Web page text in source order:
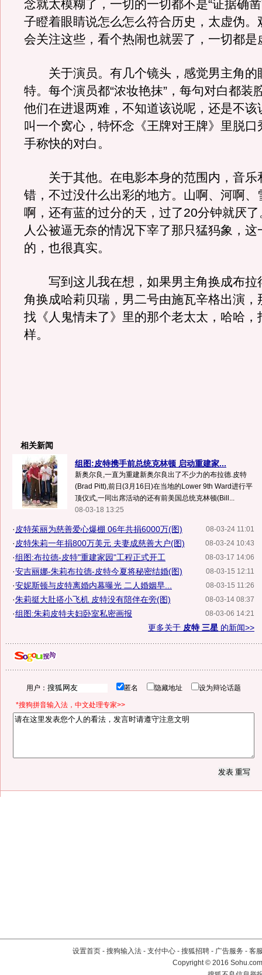
念就太模糊了，一切的一切都不是“证据确
子瞪着眼睛说怎么怎么符合历史，太虚伪。
会关注这些，看个热闹也就罢了，一切都是
关于演员。有几个镜头，感觉男主角的
特。每个演员都“浓妆艳抹”，每句对白都装
他们在进退两难，不知道该说呢，还是不该
叫一个窝心，特怀念《王牌对王牌》里脱口
手称快的对白。
关于其他。在电影本身的范围内，音乐
错，不过没什么出彩的地方。山啊、河啊、
啊，还有蓝的过分的天，过了20分钟就厌
人公被逼无奈的情况下宰了那只猛犸象，这
的，也很真实。
写到这儿我在想，如果男主角换成布拉
角换成哈莉贝瑞，男二号由施瓦辛格出演，
找《人鬼情未了》里的那个老太太，哈哈，
样。
相关新闻
组图:皮特携手前总统克林顿 启动重建家...
新奥尔良,一直为重建新奥尔良出了不少力的布拉德.皮特
(Brad Pitt),前日(3月16日)在当地的Lower 9th Ward进行平
顶仪式,一同出席活动的还有前美国总统克林顿(Bill...
08-03-18 13:25
08-03-24 11:01
· 皮特茱丽为慈善爱心爆棚 06年共捐6000万(图)
08-03-24 10:43
· 皮特朱莉一年捐800万美元 夫妻成慈善大户(图)
08-03-17 14:06
·组图:布拉德-皮特"重建家园"工程正式开工
08-03-15 12:11
·安吉丽娜-朱莉布拉德-皮特今夏将秘密结婚(图)
08-03-15 11:26
·安妮斯顿与皮特离婚内幕曝光 二人婚姻早...
08-03-14 08:37
·朱莉挺大肚搭小飞机 皮特没有陪伴在旁(图)
08-03-06 14:21
·组图:朱莉皮特夫妇卧室私密画报
更多关于 皮特 三星 的新闻>>
用户： 匿名 隐藏地址 设为辩论话题
*搜狗拼音输入法，中文处理专家>>
设置首页 - 搜狗输入法 - 支付中心 - 搜狐招聘 - 广告服务 - 客
Copyright©2016